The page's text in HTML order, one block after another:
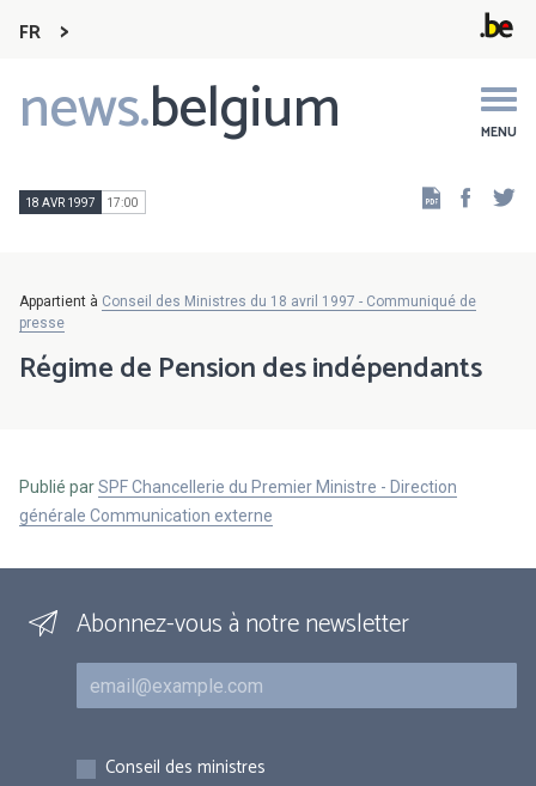
FR
news.belgium MENU
Main
navigation
18 AVR 1997 17:00
Appartient à Conseil des Ministres du 18 avril 1997 - Communiqué de
presse
Régime de Pension des indépendants
Publié parSPF Chancellerie du Premier Ministre - Direction
générale Communication externe
Abonnez-vous à notre newsletter
Courriel
Inscriptions
Conseil des ministres